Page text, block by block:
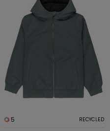
5 RECYCLED